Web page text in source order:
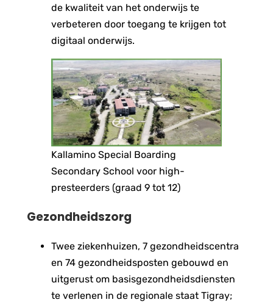
de kwaliteit van het onderwijs te
verbeteren door toegang te krijgen tot
digitaal onderwijs.
Kallamino Special Boarding
Secondary School voor high-
presteerders (graad 9 tot 12)
Gezondheidszorg
Twee ziekenhuizen, 7 gezondheidscentra
en 74 gezondheidsposten gebouwd en
uitgerust om basisgezondheidsdiensten
te verlenen in de regionale staat Tigray;